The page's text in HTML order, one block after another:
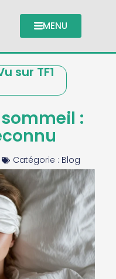
MENU
sur TF1
:
Catégorie : Blog